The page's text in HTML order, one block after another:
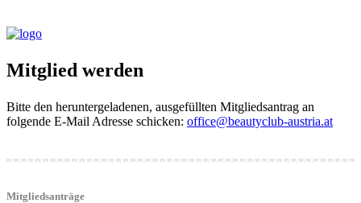
Mitglied werden
Bitte den heruntergeladenen, ausgefüllten Mitgliedsantrag an
folgende E-Mail Adresse schicken: office@beautyclub-austria.at
Mitgliedsanträge